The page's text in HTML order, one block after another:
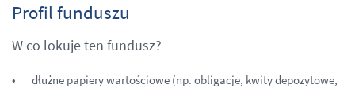
Profil funduszu
W co lokuje ten fundusz?
dłużne papiery wartościowe (np. obligacje, kwity depozytowe,